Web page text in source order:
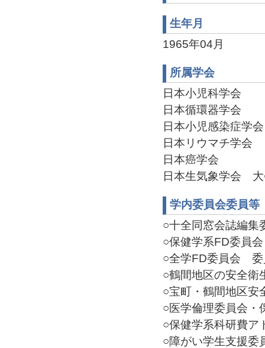
生年月
1965年04月
所属学会
日本小児科学会
日本循環器学会
日本小児感染症学会
日本リウマチ学会
日本癌学会
日本生気象学会 大
学内委員会委員等
○十全同窓会誌編
○保健学系FD委員
○全学FD委員会 委
○鶴間地区の安全
○宝町・鶴間地区
○医学倫理委員会
○保健学系科研費
○障がい学生支援